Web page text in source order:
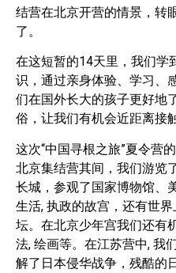
结营在北京开营的情景，转
了。
在这短暂的14天里，我们学
识，通过亲身体验、学习、
们在国外长大的孩子更好地
俗，让我们有机会近距离接
这次“中国寻根之旅”夏令营
北京集结营其间，我们游览
长城，参观了国家博物馆、
生活, 执政的故宫，还有世
坛。在北京少年宫我们还有
法, 绘画等。在江苏营中, 我
解了日本侵华战争，残酷的